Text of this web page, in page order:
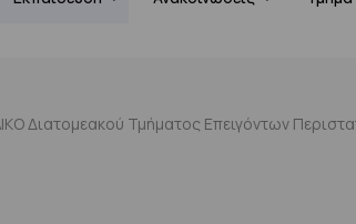
Διατομεακού Τμήματος Επειγόντων